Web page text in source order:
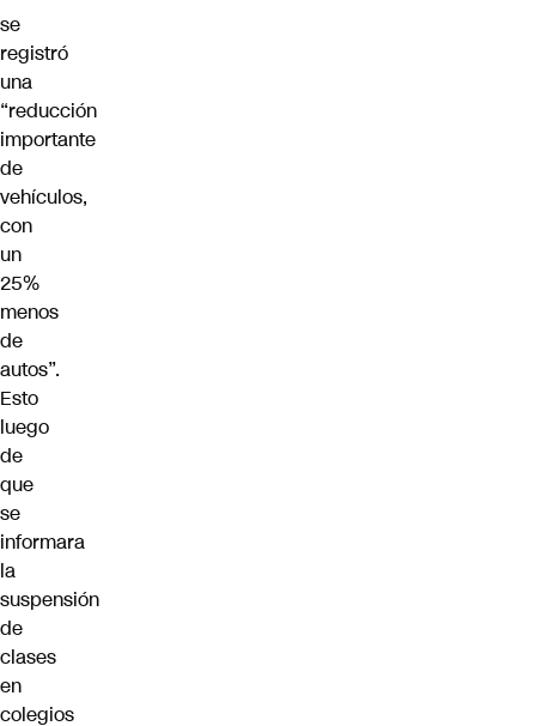
se
registró
una
“reducción
importante
de
vehículos,
con
un
25%
menos
de
autos”.
Esto
luego
de
que
se
informara
la
suspensión
de
clases
en
colegios